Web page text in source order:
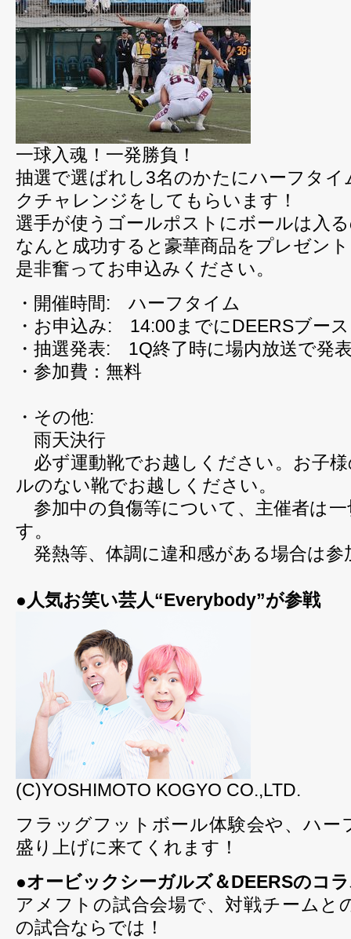
一球入魂！一発勝負！
抽選で選ばれし3名のかたにハーフタ
クチャレンジをしてもらいます！
選手が使うゴールポストにボールは入
なんと成功すると豪華商品をプレゼン
是非奮ってお申込みください。
・開催時間: ハーフタイム
・お申込み: 14:00までにDEERSブー
・抽選発表: 1Q終了時に場内放送で発
・参加費：無料
・その他:
雨天決行
必ず運動靴でお越しください。お子
ルのない靴でお越しください。
参加中の負傷等について、主催者は
す。
発熱等、体調に違和感がある場合は参
●人気お笑い芸人“Everybody”が参戦
(C)YOSHIMOTO KOGYO CO.,LTD.
フラッグフットボール体験会や、ハー
盛り上げに来てくれます！
●オービックシーガルズ＆DEERSのコ
アメフトの試合会場で、対戦チームと
の試合ならでは！